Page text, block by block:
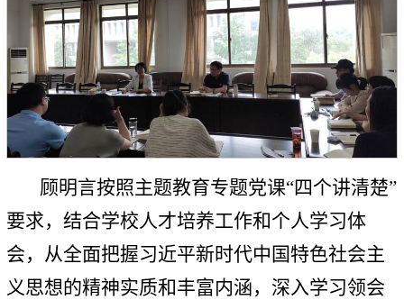
顾明言按照主题教育专题党课“四个讲清楚”
要求，结合学校人才培养工作和个人学习体
会，从全面把握习近平新时代中国特色社会主
义思想的精神实质和丰富内涵，深入学习领会